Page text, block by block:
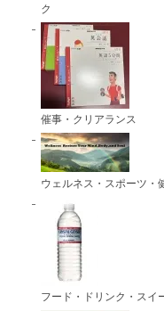
ク
催事・クリアランス
ウェルネス・スポーツ・
フード・ドリンク・スイ